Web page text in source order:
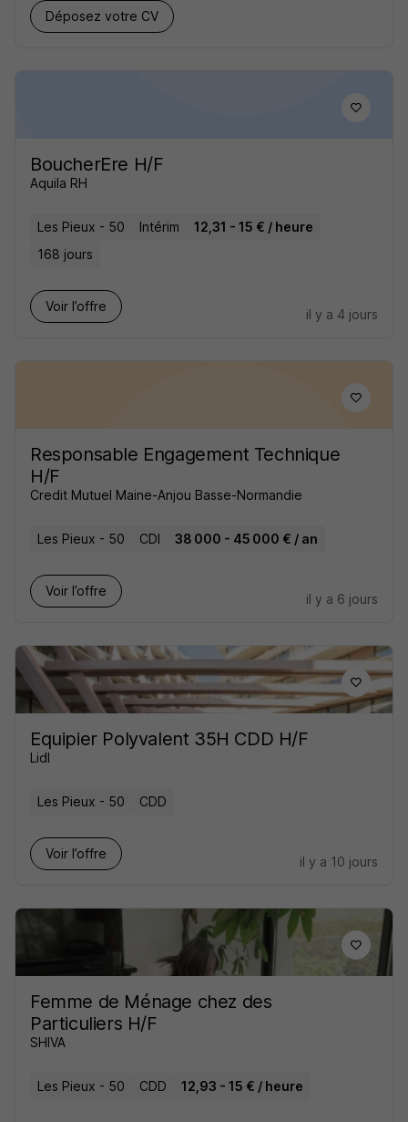
Déposez votre CV
BoucherEre H/F
Aquila RH
Les Pieux - 50 Intérim
12,31 - 15 € / heure
168 jours
Voir l’offre
il y a 4 jours
Responsable Engagement Technique
H/F
Credit Mutuel Maine-Anjou Basse-Normandie
Les Pieux - 50 CDI 38 000 - 45 000 € / an
Voir l’offre
il y a 6 jours
Equipier Polyvalent 35H CDD H/F
Lidl
Les Pieux - 50 CDD
Voir l’offre
il y a 10 jours
Femme de Ménage chez des
Particuliers H/F
SHIVA
Les Pieux - 50 CDD 12,93 - 15 € / heure